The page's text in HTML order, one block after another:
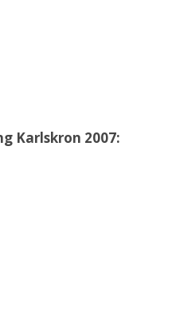
Karlskron 2007: